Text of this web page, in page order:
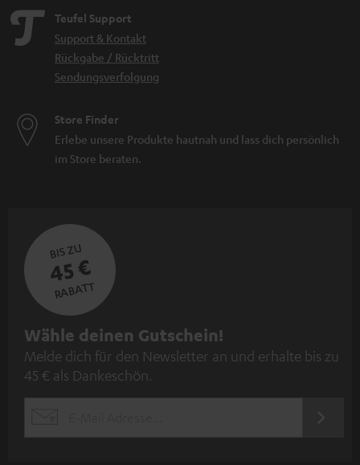
Teufel Support
Support & Kontakt
Rückgabe / Rücktritt
Sendungsverfolgung
Store Finder
Erlebe unsere Produkte hautnah und lass dich persönlich
im Store beraten.
BIS ZU
45 €
RABATT
N
e
w
Wähle deinen Gutschein!
Melde dich für den Newsletter an und erhalte bis zu
45 € als Dankeschön.